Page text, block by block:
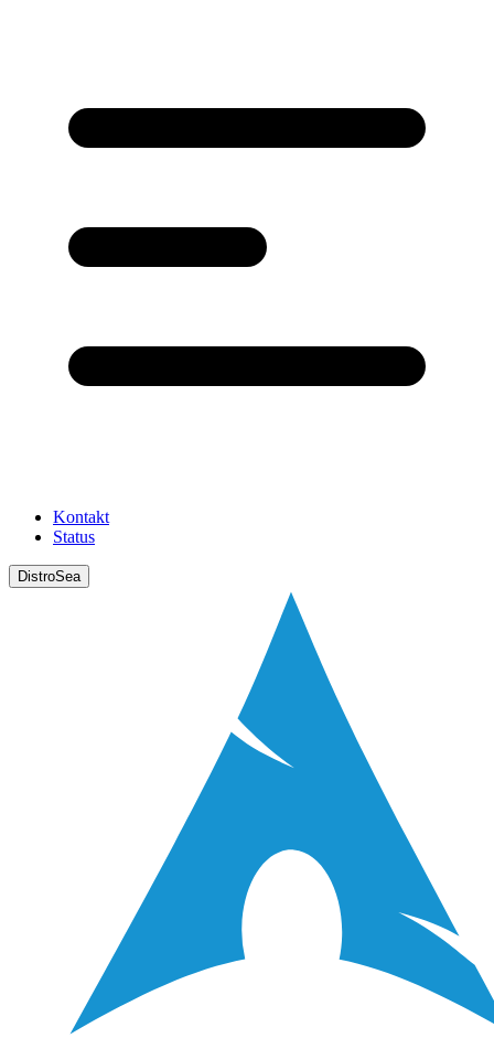
Kontakt
Status
DistroSea